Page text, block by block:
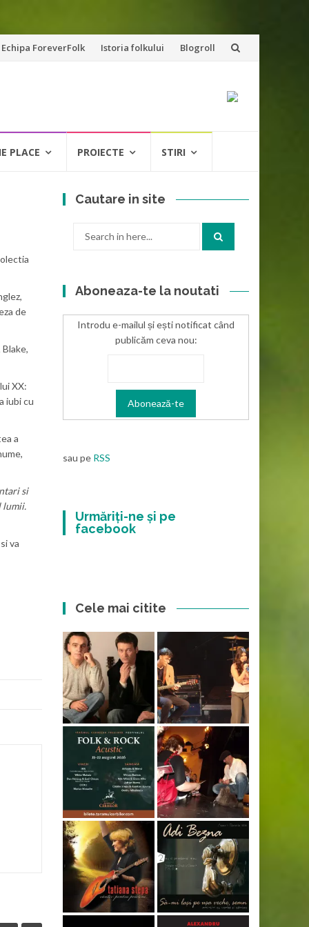
Echipa ForeverFolk Istoria folkului Blogroll
PLACE PROIECTE STIRI
de
XX:
iubi cu
a
si
lumii.
va
Cautare in site
Aboneaza-te la noutati
Introdu e-mailul și ești notificat când
publicăm ceva nou:
sau pe RSS
Urmăriți-ne și pe
facebook
Cele mai citite